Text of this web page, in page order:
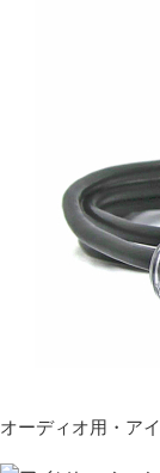
オーディオ用・ア